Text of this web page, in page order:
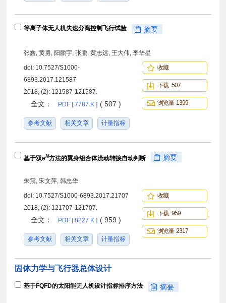
等离子体无人机失速分离控制飞行试验 摘要
张鑫, 黄勇, 阳鹏宇, 张鹏, 黄志远, 王大伟, 李华星
doi: 10.7527/S1000-
6893.2017.121587
2018, (2): 121587-121587.
全文： PDF [ 7787 K ] ( 507 )
参考文献 相关文章 计量指标
收藏
下载 507
浏览量 1399
基于双eN方法的翼身组合体流动转捩自动判断 摘要
朱震, 宋文萍, 韩忠华
doi: 10.7527/S1000-6893.2017.21707
2018, (2): 121707-121707.
全文： PDF [ 8227 K ] ( 959 )
参考文献 相关文章 计量指标
收藏
下载 959
浏览量 2317
固体力学与飞行器总体设计
基于FQFD的太阳能无人机设计指标排序方法 摘要